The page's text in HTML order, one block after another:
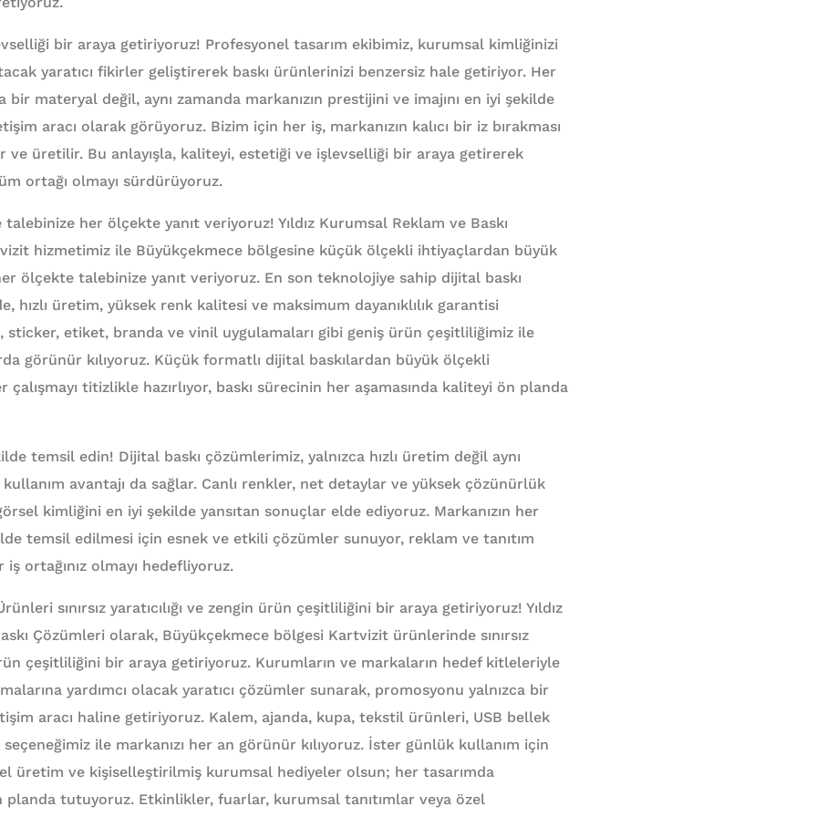
bir araya getiriyoruz! Profesyonel tasarım ekibimiz, kurumsal kimliğinizi
yaratıcı fikirler geliştirerek baskı ürünlerinizi benzersiz hale getiriyor. Her
bir materyal değil, aynı zamanda markanızın prestijini ve imajını en iyi şekilde
aracı olarak görüyoruz. Bizim için her iş, markanızın kalıcı bir iz bırakması
ve üretilir. Bu anlayışla, kaliteyi, estetiği ve işlevselliği bir araya getirerek
ortağı olmayı sürdürüyoruz.
her ölçekte yanıt veriyoruz! Yıldız Kurumsal Reklam ve Baskı
hizmetimiz ile Büyükçekmece bölgesine küçük ölçekli ihtiyaçlardan büyük
ölçekte talebinize yanıt veriyoruz. En son teknolojiye sahip dijital baskı
hızlı üretim, yüksek renk kalitesi ve maksimum dayanıklılık garantisi
sticker, etiket, branda ve vinil uygulamaları gibi geniş ürün çeşitliliğimiz ile
görünür kılıyoruz. Küçük formatlı dijital baskılardan büyük ölçekli
titizlikle hazırlıyor, baskı sürecinin her aşamasında kaliteyi ön planda
temsil edin! Dijital baskı çözümlerimiz, yalnızca hızlı üretim değil aynı
avantajı da sağlar. Canlı renkler, net detaylar ve yüksek çözünürlük
kimliğini en iyi şekilde yansıtan sonuçlar elde ediyoruz. Markanızın her
temsil edilmesi için esnek ve etkili çözümler sunuyor, reklam ve tanıtım
ortağınız olmayı hedefliyoruz.
sınırsız yaratıcılığı ve zengin ürün çeşitliliğini bir araya getiriyoruz! Yıldız
Çözümleri olarak, Büyükçekmece bölgesi Kartvizit ürünlerinde sınırsız
çeşitliliğini bir araya getiriyoruz. Kurumların ve markaların hedef kitleleriyle
yardımcı olacak yaratıcı çözümler sunarak, promosyonu yalnızca bir
aracı haline getiriyoruz. Kalem, ajanda, kupa, tekstil ürünleri, USB bellek
ile markanızı her an görünür kılıyoruz. İster günlük kullanım için
üretim ve kişiselleştirilmiş kurumsal hediyeler olsun; her tasarımda
planda tutuyoruz. Etkinlikler, fuarlar, kurumsal tanıtımlar veya özel